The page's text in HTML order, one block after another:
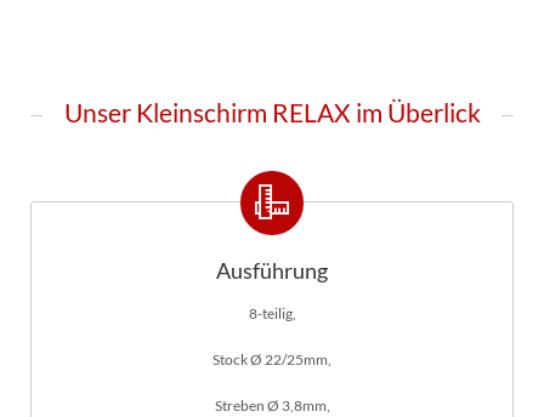
Unser Kleinschirm RELAX im Überlick
Ausführung
8-teilig,
Stock Ø 22/25mm,
Streben Ø 3,8mm,